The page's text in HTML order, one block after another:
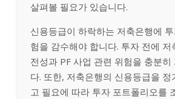
살펴볼 필요가 있습니다.
신용등급이 하락하는 저축은행에
험을 감수해야 합니다. 투자 전에 저
전성과 PF 사업 관련 위험을 충분히
다. 또한, 저축은행의 신용등급을
고 필요에 따라 투자 포트폴리오를